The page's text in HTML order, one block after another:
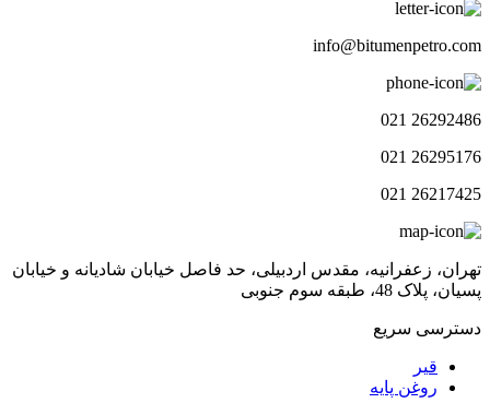
عدد
info@bitumenpetro.com
26292486 021
26295176 021
26217425 021
تهران، زعفرانیه، مقدس اردبیلی، حد فاصل خیابان شادیانه و خیابان
پسیان، پلاک 48، طبقه سوم جنوبی
دسترسی سریع
قیر
روغن پایه